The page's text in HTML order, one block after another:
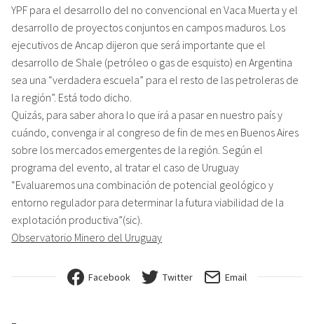
YPF para el desarrollo del no convencional en Vaca Muerta y el
desarrollo de proyectos conjuntos en campos maduros. Los
ejecutivos de Ancap dijeron que será importante que el
desarrollo de Shale (petróleo o gas de esquisto) en Argentina
sea una “verdadera escuela” para el resto de las petroleras de
la región”. Está todo dicho.
Quizás, para saber ahora lo que irá a pasar en nuestro país y
cuándo, convenga ir al congreso de fin de mes en Buenos Aires
sobre los mercados emergentes de la región. Según el
programa del evento, al tratar el caso de Uruguay
“Evaluaremos una combinación de potencial geológico y
entorno regulador para determinar la futura viabilidad de la
explotación productiva”(sic).
Observatorio Minero del Uruguay
Facebook Twitter Email